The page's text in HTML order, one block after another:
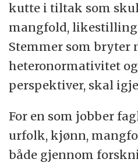
kutte i tiltak som
mangfold,
Stemmer som bryter
heteronormativitet
perspektiver, skal
For en som jobber
urfolk, kjønn,
både gjennom